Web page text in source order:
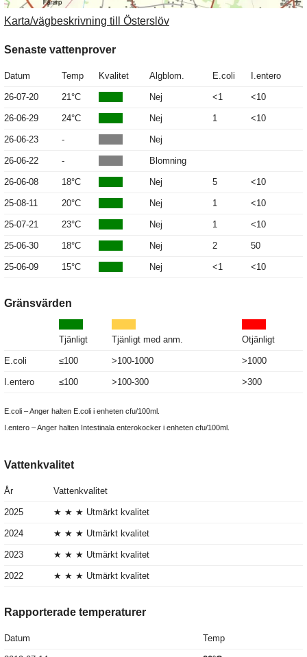
Karta/vägbeskrivning till Österslöv
Senaste vattenprover
Datum Temp Kvalitet Algblom. E.coli I.entero
26-07-20 21°C Nej <1 <10
26-06-29 24°C Nej 1 <10
26-06-23 - Nej
26-06-22 - Blomning
26-06-08 18°C Nej 5 <10
25-08-11 20°C Nej 1 <10
25-07-21 23°C Nej 1 <10
25-06-30 18°C Nej 2 50
25-06-09 15°C Nej <1 <10
Gränsvärden
Tjänligt Tjänligt med anm. Otjänligt
E.coli ≤100 >100-1000 >1000
I.entero ≤100 >100-300 >300
E.coli – Anger halten E.coli i enheten cfu/100ml.
I.entero – Anger halten Intestinala enterokocker i enheten cfu/100ml.
Vattenkvalitet
År Vattenkvalitet
2025 ★ ★ ★ Utmärkt kvalitet
2024 ★ ★ ★ Utmärkt kvalitet
2023 ★ ★ ★ Utmärkt kvalitet
2022 ★ ★ ★ Utmärkt kvalitet
Rapporterade temperaturer
Datum Temp